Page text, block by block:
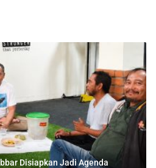
Disiapkan Jadi Agenda